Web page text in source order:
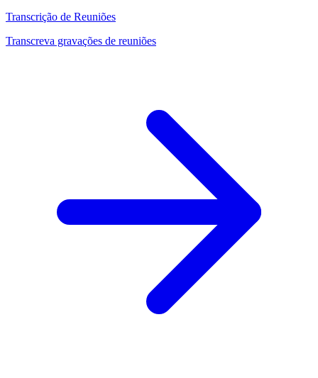
Transcrição de Reuniões
Transcreva gravações de reuniões